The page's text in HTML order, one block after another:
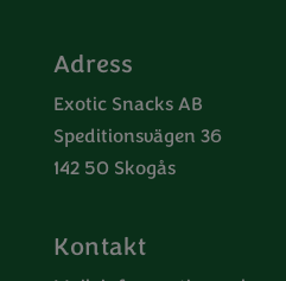
Adress
Exotic Snacks AB
Speditionsvägen 36
142 50 Skogås
Kontakt